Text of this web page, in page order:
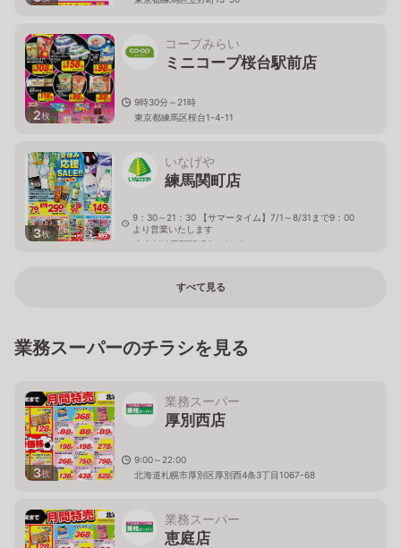
2枚
コープみらい
ミニコープ桜台駅前店
9時30分～21時
東京都練馬区桜台1-4-11
3枚
いなげや
練馬関町店
9：30～21：30 【サマータイム】7/1～8/31まで9：00
より営業いたします
東京都練馬区関町南4-19-8
すべて見る
業務スーパーのチラシを見る
3枚
業務スーパー
厚別西店
9:00～22:00
北海道札幌市厚別区厚別西4条3丁目1067-68
業務スーパー
恵庭店